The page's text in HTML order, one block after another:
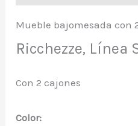
Mueble bajomesada con
Ricchezze, Línea
Con 2 cajones
Color: